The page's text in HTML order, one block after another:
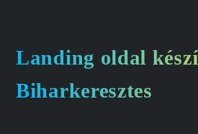
Landing oldal
Biharkeresztes